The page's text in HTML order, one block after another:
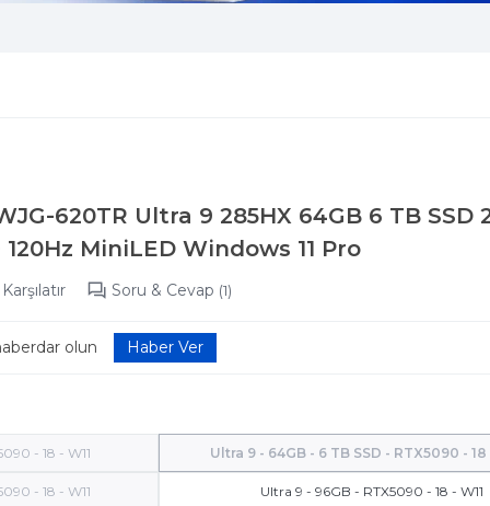
620TR Ultra 9 285HX 64GB 6 TB SSD
120Hz MiniLED Windows 11 Pro
Karşılatır Soru & Cevap (1)
olun
- 18 - W11 Ultra 9 - 64GB - 6 TB SSD - RTX5090 - 18
- 18 - W11 Ultra 9 - 96GB - RTX5090 - 18 - W11